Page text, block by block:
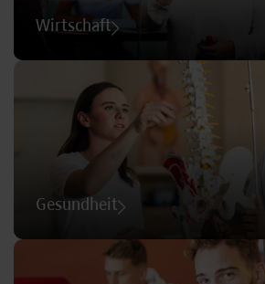
Wirtschaft
Gesundheit